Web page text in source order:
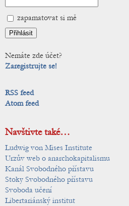
zapamatovat si mě
Nemáte zde účet?
Zaregistrujte se!
RSS feed
Atom feed
Navštivte také…
Ludwig von Mises Institute
Urzův web o anarchokapitalismu
Kanál Svobodného přístavu
Stoky Svobodného přístavu
Svoboda učení
Libertariánský institut